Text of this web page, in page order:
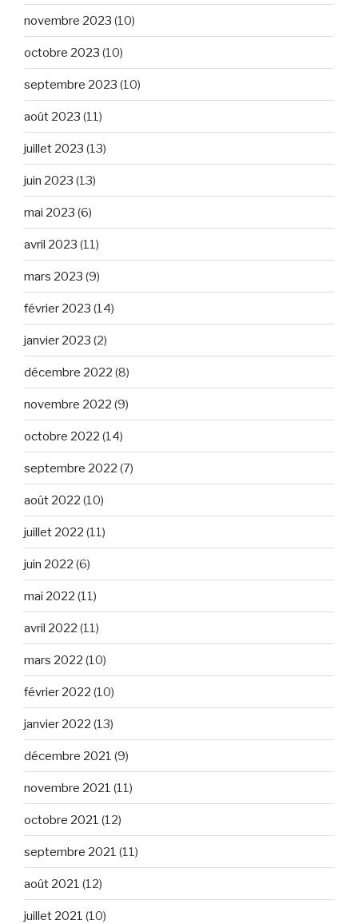
novembre 2023 (10)
octobre 2023 (10)
septembre 2023 (10)
août 2023 (11)
juillet 2023 (13)
juin 2023 (13)
mai 2023 (6)
avril 2023 (11)
mars 2023 (9)
février 2023 (14)
janvier 2023 (2)
décembre 2022 (8)
novembre 2022 (9)
octobre 2022 (14)
septembre 2022 (7)
août 2022 (10)
juillet 2022 (11)
juin 2022 (6)
mai 2022 (11)
avril 2022 (11)
mars 2022 (10)
février 2022 (10)
janvier 2022 (13)
décembre 2021 (9)
novembre 2021 (11)
octobre 2021 (12)
septembre 2021 (11)
août 2021 (12)
juillet 2021 (10)